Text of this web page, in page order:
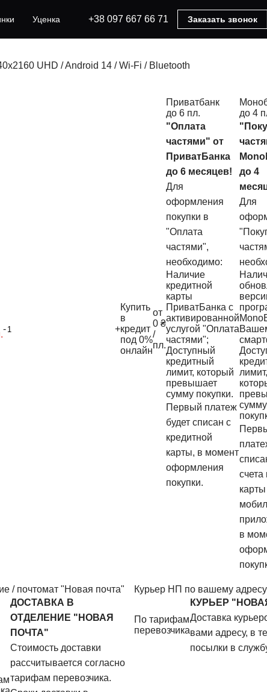
Уценка +38 097 667 66 71 Заказать звонок
UHD / Android 14 / Wi-Fi / Bluetooth
- +
Купить
в
кредит
под 0%
онлайн
от
0 ₴
/
пл.
Приватбанк
до 6 пл.
"Оплата
частями" от
ПриватБанка
до 6 месяцев!
Для
оформления
покупки в
"Оплата
частями",
необходимо:
Наличие
кредитной
карты
ПриватБанка с
активированной
услугой "Оплата
частями";
Доступный
кредитный
лимит, который
превышает
сумму покупки.
Первый платеж
будет списан с
кредитной
карты, в момент
оформления
покупки.
до 4
до 4
Для
лимит,
сумму
в
/ почтомат "Новая почта"
ДОСТАВКА В
ОТДЕЛЕНИЕ "НОВАЯ
ПОЧТА"
Стоимость доставки
рассчитывается согласно
тарифам перевозчика.
Курьер НП по вашему адресу
По тарифам
перевозчика
КУРЬЕР
Доставка
вами адресу, в
посылки в